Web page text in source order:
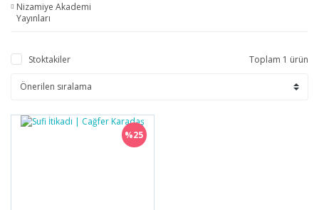
Nizamiye Akademi
Yayınları
Stoktakiler Toplam 1 ürün
%25